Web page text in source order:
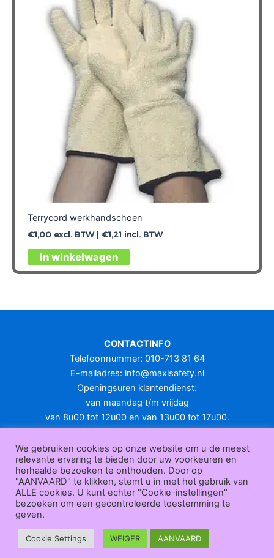
Terrycord werkhandschoen
€1,00excl. BTW | €1,21 incl. BTW
In winkelwagen
Dit
product
variaties.
optie
gekozen
worden
op
productpagina
CONTACTINFO
Telefoonnummer: 010-713 81 64
E-mailadres: info@maxisafety.nl
Openingsuren klantendienst:
van maandag t/m vrijdag
van 8u00 tot 12u00 en van 13u00 tot 17u00.
KLANTENSERVICE
Over
ons|Bedrijfsgegevens| F.A.Q.|Bestelprocedure | Betaling
ending | Retourneren|Herroepingsrecht|Herroepingsfunctie
ederverkoop|Bedrukken|Contact
Algemene voorwaarden
Maxisafety.nl © 2026
We gebruiken cookies op onze website om u de meest
relevante ervaring te bieden door uw voorkeuren en
herhaalde bezoeken te onthouden. Door op
"AANVAARD" te klikken, stemt u in met het gebruik van
ALLE cookies. U kunt echter "Cookie-instellingen"
bezoeken om een gecontroleerde toestemming te
geven.
Cookie Settings WEIGER AANVAARD